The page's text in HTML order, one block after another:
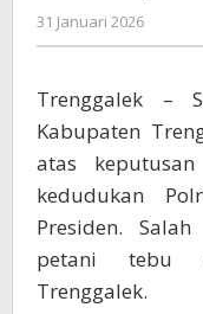
31 Januari 2026
Trenggalek –
Kabupaten
atas
kedudukan
Presiden.
petani tebu
Trenggalek.